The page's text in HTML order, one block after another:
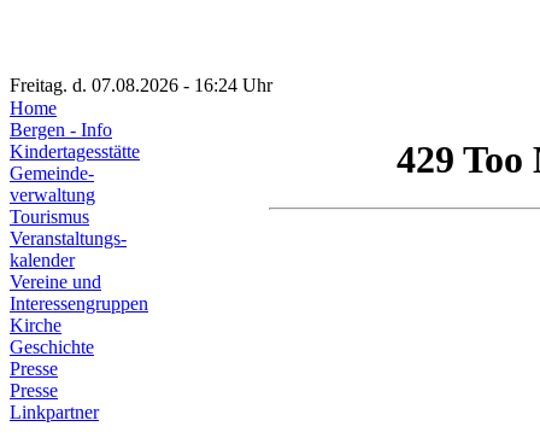
Freitag. d. 07.08.2026 - 16:24 Uhr
Home
Bergen - Info
Kindertagesstätte
Gemeinde-
verwaltung
Tourismus
Veranstaltungs-
kalender
Vereine und
Interessen­gruppen
Kirche
Geschichte
Presse
Presse
Linkpartner